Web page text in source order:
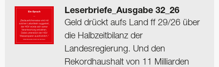
Leserbriefe_Ausgabe 32_26
Geld drückt aufs Land ff 29/26 über
die Halbzeitbilanz der
Landesregierung. Und den
Rekordhaushalt von 11 Milliarden